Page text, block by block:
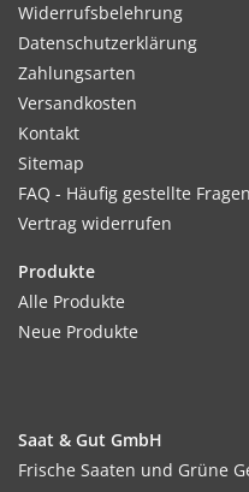
Widerrufsbelehrung
Datenschutzerklärung
Zahlungsarten
Versandkosten
Kontakt
Sitemap
FAQ - Häufig gestellte Fragen
Vertrag widerrufen
Produkte
Alle Produkte
Neue Produkte
Saat & Gut GmbH
Frische Saaten und Grüne